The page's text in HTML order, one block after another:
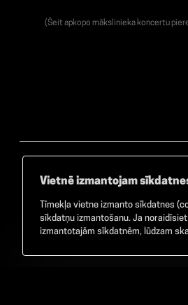
(Šeit apkopo mākslinieka koncertu
Vietnē izmantojam
Tīmekļa vietne izmanto sīkdatnes
sīkdatņu izmantošanu. Ja
izmantotajām sīkdatnēm, lūdzam